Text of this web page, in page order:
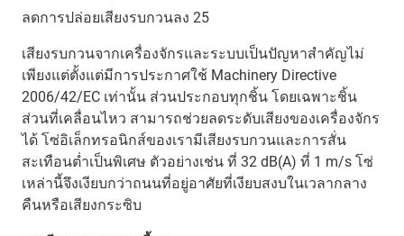
ลดการปล่อยเสียงรบกวนลง 25
เสียงรบกวนจากเครื่องจักรและระบบเป็นปัญหาสำคัญไม่
เพียงแต่ตั้งแต่มีการประกาศใช้ Machinery Directive
2006/42/EC เท่านั้น ส่วนประกอบทุกชิ้น โดยเฉพาะชิ้น
ส่วนที่เคลื่อนไหว สามารถช่วยลดระดับเสียงของเครื่องจักร
ได้ โซ่อิเล็กทรอนิกส์ของเรามีเสียงรบกวนและการสั่น
สะเทือนต่ำเป็นพิเศษ ตัวอย่างเช่น ที่ 32 dB(A) ที่ 1 m/s โซ่
เหล่านี้จึงเงียบกว่าถนนที่อยู่อาศัยที่เงียบสงบในเวลากลาง
คืนหรือเสียงกระซิบ